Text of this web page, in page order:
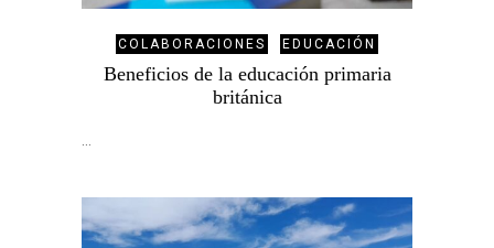
COLABORACIONES EDUCACIÓN
Beneficios de la educación primaria
británica
…